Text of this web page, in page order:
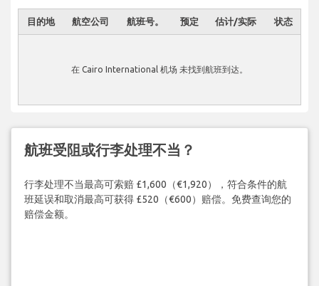
目的地 航空公司 航班号。 预定 估计/实际 状态
在 Cairo International 机场 未找到航班到达。
航班受阻或行李处理不当？
行李处理不当最高可索赔 £1,600（€1,920），符合条件的航
班延误和取消最高可获得 £520（€600）赔偿。免费查询您的
赔偿金额。